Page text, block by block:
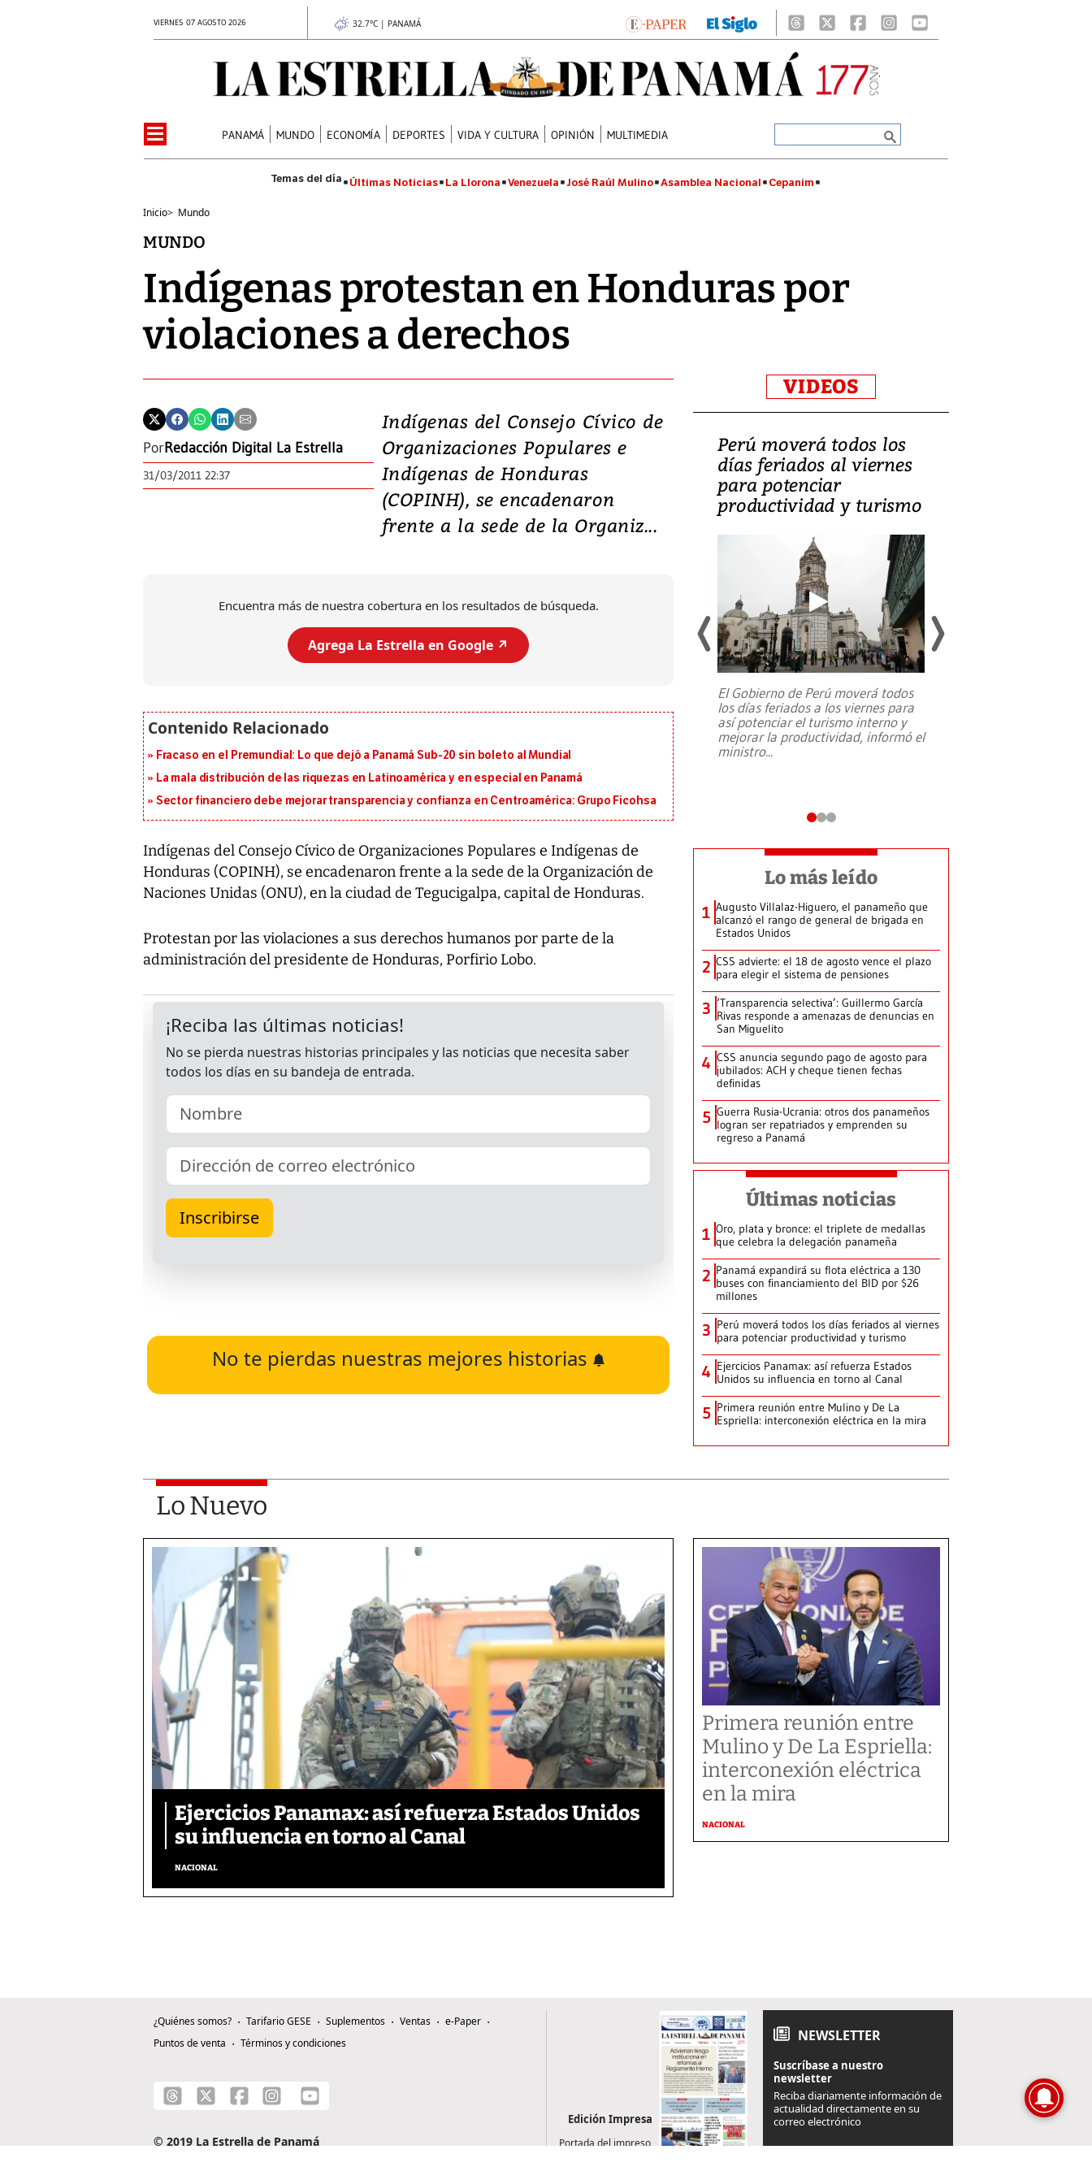
VIERNES 07 AGOSTO 2026 32.7°C | PANAMÁ
PANAMÁ MUNDO ECONOMÍA DEPORTES VIDA Y CULTURA OPINIÓN MULTIMEDIA
Últimas Noticias La Llorona Venezuela José Raúl Mulino Asamblea Nacional Cepanim
Inicio> Mundo
MUNDO
Indígenas protestan en Honduras por
violaciones a derechos
PorRedacción Digital La Estrella
31/03/2011 22:37
Indígenas del Consejo Cívico de
Organizaciones Populares e
Indígenas de Honduras
(COPINH), se encadenaron
frente a la sede de la Organiz...
Encuentra más de nuestra cobertura en los resultados de búsqueda.
Agrega La Estrella en Google ↗️
Fracaso en el Premundial: Lo que dejó a Panamá Sub-20 sin boleto al Mundial
La mala distribución de las riquezas en Latinoamérica y en especial en Panamá
Sector financiero debe mejorar transparencia y confianza en Centroamérica: Grupo Ficohsa
Indígenas del Consejo Cívico de Organizaciones Populares e Indígenas de
Honduras (COPINH), se encadenaron frente a la sede de la Organización de
Naciones Unidas (ONU), en la ciudad de Tegucigalpa, capital de Honduras.
Protestan por las violaciones a sus derechos humanos por parte de la
administración del presidente de Honduras, Porfirio Lobo.
No te pierdas nuestras mejores historias
VIDEOS
Video: Lula lanza su
candidatura con
promesas de inversión
en defensa, educación y
tierras raras
Entre recuerdos y escuetas
da Silva, oficializó este domingo su
candidatura...
Perú moverá todos los
días feriados al viernes
para potenciar
productividad y turismo
El Gobierno de Perú moverá todos
los días feriados a los viernes para
así potenciar el turismo interno y
mejorar la productividad, informó el
ministro...
Lo más leído
1 Augusto Villalaz-Higuero, el panameño que
alcanzó el rango de general de brigada en
Estados Unidos
2 CSS advierte: el 18 de agosto vence el plazo
para elegir el sistema de pensiones
3 ‘Transparencia selectiva’: Guillermo García
Rivas responde a amenazas de denuncias en
San Miguelito
4 CSS anuncia segundo pago de agosto para
jubilados: ACH y cheque tienen fechas
definidas
5 Guerra Rusia-Ucrania: otros dos panameños
logran ser repatriados y emprenden su
regreso a Panamá
Últimas noticias
1 Oro, plata y bronce: el triplete de medallas
que celebra la delegación panameña
2 Panamá expandirá su flota eléctrica a 130
buses con financiamiento del BID por $26
millones
3 Perú moverá todos los días feriados al viernes
para potenciar productividad y turismo
4 Ejercicios Panamax: así refuerza Estados
Unidos su influencia en torno al Canal
5 Primera reunión entre Mulino y De La
Espriella: interconexión eléctrica en la mira
Lo Nuevo
Ejercicios Panamax: así refuerza Estados Unidos
su influencia en torno al Canal
NACIONAL
Primera reunión entre
Mulino y De La Espriella:
interconexión eléctrica
en la mira
NACIONAL
¿Quiénes somos? Tarifario GESE Suplementos Ventas
e-Paper
Puntos de venta
Términos y condiciones
© 2019 La Estrella de Panamá
Edición Impresa
Portada del impreso
NEWSLETTER
Suscríbase a nuestro
newsletter
Reciba diariamente información de
actualidad directamente en su
correo electrónico